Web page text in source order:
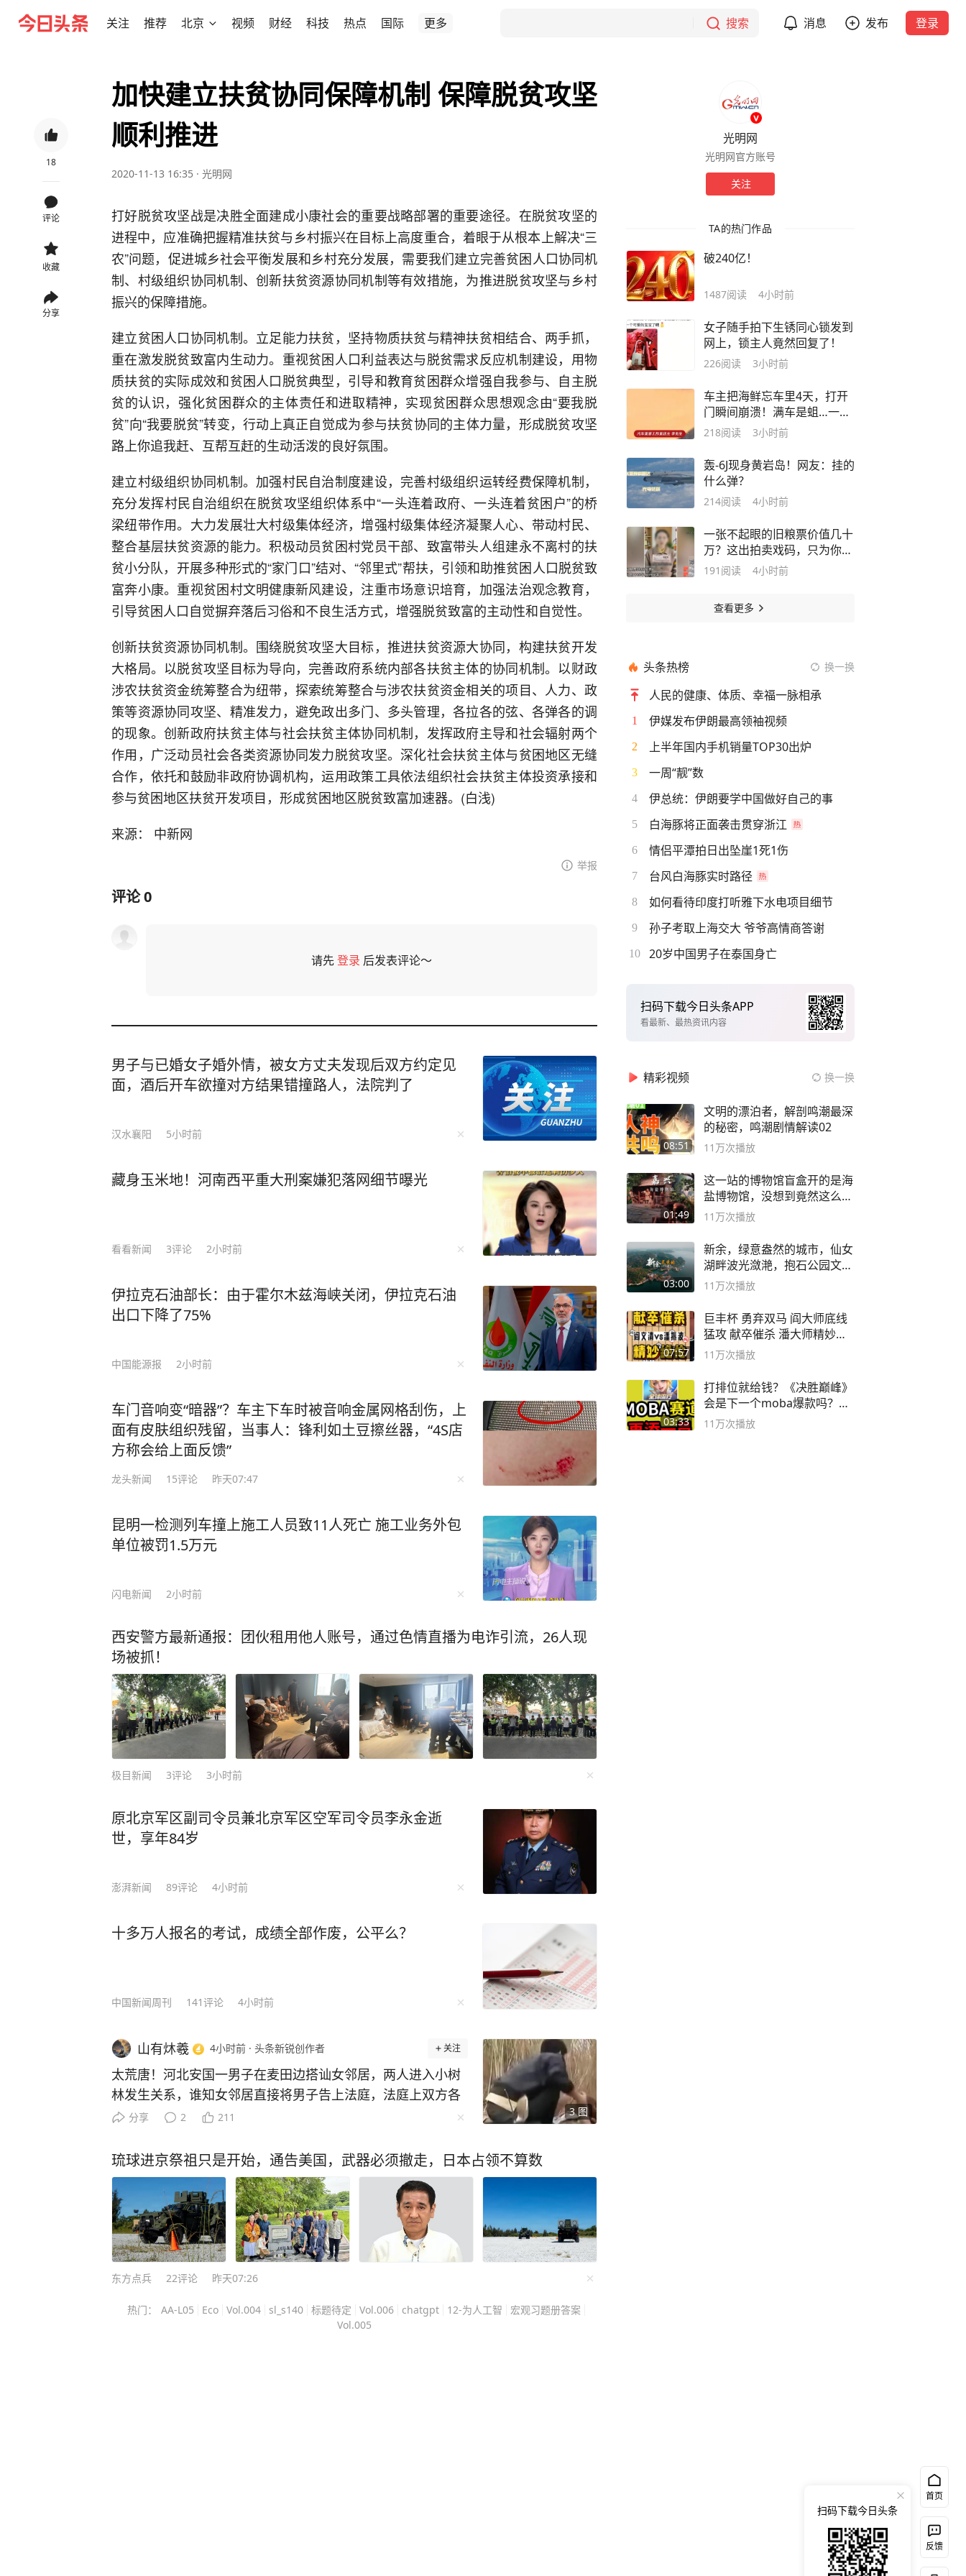
关注 推荐 北京 视频 财经 科技 热点 国际 更多 搜索 消息 发布 登录
18
评论
收藏
分享
加快建立扶贫协同保障机制 保障脱贫攻坚
顺利推进
2020-11-13 16:35 · 光明网
打好脱贫攻坚战是决胜全面建成小康社会的重要战略部署的重要途径。在脱贫攻坚的
进程中，应准确把握精准扶贫与乡村振兴在目标上高度重合，着眼于从根本上解决“三
农”问题，促进城乡社会平衡发展和乡村充分发展，需要我们建立完善贫困人口协同机
制、村级组织协同机制、创新扶贫资源协同机制等有效措施，为推进脱贫攻坚与乡村
振兴的保障措施。
建立贫困人口协同机制。立足能力扶贫，坚持物质扶贫与精神扶贫相结合、两手抓，
重在激发脱贫致富内生动力。重视贫困人口利益表达与脱贫需求反应机制建设，用物
质扶贫的实际成效和贫困人口脱贫典型，引导和教育贫困群众增强自我参与、自主脱
贫的认识，强化贫困群众的主体责任和进取精神，实现贫困群众思想观念由“要我脱
贫”向“我要脱贫”转变，行动上真正自觉成为参与扶贫协同的主体力量，形成脱贫攻坚
路上你追我赶、互帮互赶的生动活泼的良好氛围。
建立村级组织协同机制。加强村民自治制度建设，完善村级组织运转经费保障机制，
充分发挥村民自治组织在脱贫攻坚组织体系中“一头连着政府、一头连着贫困户”的桥
梁纽带作用。大力发展壮大村级集体经济，增强村级集体经济凝聚人心、带动村民、
整合基层扶贫资源的能力。积极动员贫困村党员干部、致富带头人组建永不离村的扶
贫小分队，开展多种形式的“家门口”结对、“邻里式”帮扶，引领和助推贫困人口脱贫致
富奔小康。重视贫困村文明健康新风建设，注重市场意识培育，加强法治观念教育，
引导贫困人口自觉摒弃落后习俗和不良生活方式，增强脱贫致富的主动性和自觉性。
创新扶贫资源协同机制。围绕脱贫攻坚大目标，推进扶贫资源大协同，构建扶贫开发
大格局。以脱贫攻坚目标为导向，完善政府系统内部各扶贫主体的协同机制。以财政
涉农扶贫资金统筹整合为纽带，探索统筹整合与涉农扶贫资金相关的项目、人力、政
策等资源协同攻坚、精准发力，避免政出多门、多头管理，各拉各的弦、各弹各的调
的现象。创新政府扶贫主体与社会扶贫主体协同机制，发挥政府主导和社会辐射两个
作用，广泛动员社会各类资源协同发力脱贫攻坚。深化社会扶贫主体与贫困地区无缝
合作，依托和鼓励非政府协调机构，运用政策工具依法组织社会扶贫主体投资承接和
参与贫困地区扶贫开发项目，形成贫困地区脱贫致富加速器。(白浅)
来源： 中新网
举报
评论0
请先登录 后发表评论～
男子与已婚女子婚外情，被女方丈夫发现后双方约定见
面，酒后开车欲撞对方结果错撞路人，法院判了
汉水襄阳 5小时前
藏身玉米地！河南西平重大刑案嫌犯落网细节曝光
看看新闻 3评论 2小时前
伊拉克石油部长：由于霍尔木兹海峡关闭，伊拉克石油
出口下降了75%
中国能源报 2小时前
车门音响变“暗器”？车主下车时被音响金属网格刮伤，上
面有皮肤组织残留，当事人：锋利如土豆擦丝器，“4S店
方称会给上面反馈”
龙头新闻 15评论 昨天07:47
昆明一检测列车撞上施工人员致11人死亡 施工业务外包
单位被罚1.5万元
闪电新闻 2小时前
西安警方最新通报：团伙租用他人账号，通过色情直播为电诈引流，26人现
场被抓！
极目新闻 3评论 3小时前
原北京军区副司令员兼北京军区空军司令员李永金逝
世，享年84岁
澎湃新闻 89评论 4小时前
十多万人报名的考试，成绩全部作废，公平么？
中国新闻周刊 141评论 4小时前
3 图
山有炑羲 4小时前 · 头条新锐创作者 关注
太荒唐！河北安国一男子在麦田边搭讪女邻居，两人进入小树
林发生关系，谁知女邻居直接将男子告上法庭，法庭上双方各
执一词，判决结果出人意料。 河北安国这起农村旧案，真正值
谁反悔了。 案件最后为什么以强奸罪定罪，关键只有一个，女
方是否自愿，以及法院手里的证据能不能证明这一点。 案发当
天清晨，刘某独自在田间干活，同村男子康某来到附近。 按照
裁判材料记载，两人后来发生了性关系，但双方对过程的说法
完全相反，刘某称自己明确拒绝，并遭到暴力和强迫。康某则
坚持认为，两人之间属于自愿行为。 如果事情真的只有这两句
话，这案子当然难办，一个说强迫，一个说自愿，没有第三个
取这一段看，真正决定结果的，是性行为发生前后留下的一整
分享 2 211
琉球进京祭祖只是开始，通告美国，武器必须撤走，日本占领不算数
东方点兵 22评论 昨天07:26
热门： AA-L05 Eco Vol.004 sl_s140 标题待定 Vol.006 chatgpt 12-为人工智
宏观习题册答案
Vol.005
光明网
光明网官方账号
关注
TA的热门作品
破240亿！
1487阅读 4小时前
女子随手拍下生锈同心锁发到
网上，锁主人竟然回复了！
226阅读 3小时前
车主把海鲜忘车里4天，打开
门瞬间崩溃！满车是蛆…一看
评论区，"天塌了！"
218阅读 3小时前
轰-6J现身黄岩岛！网友：挂的
什么弹？
214阅读 4小时前
一张不起眼的旧粮票价值几十
万？这出拍卖戏码，只为你的
养老钱
191 阅读 4小时前
查看更多
头条热榜 换一换
人民的健康、体质、幸福一脉相承
1 伊媒发布伊朗最高领袖视频
2 上半年国内手机销量TOP30出炉
3 一周“靓”数
4 伊总统：伊朗要学中国做好自己的事
5 白海豚将正面袭击贯穿浙江
6 情侣平潭拍日出坠崖1死1伤
7 台风白海豚实时路径
8 如何看待印度打听雅下水电项目细节
9 孙子考取上海交大 爷爷高情商答谢
10 20岁中国男子在泰国身亡
扫码下载今日头条APP
看最新、最热资讯内容
精彩视频 换一换
08:51
文明的漂泊者，解剖鸣潮最深
的秘密，鸣潮剧情解读02
11万次播放
01:49
这一站的博物馆盲盒开的是海
盐博物馆，没想到竟然这么好
逛！
11万次播放
03:00
新余，绿意盎然的城市，仙女
湖畔波光潋滟，抱石公园文化
深邃……
11万次播放
07:57
巨丰杯 勇弃双马 阎大师底线
猛攻 献卒催杀 潘大师精妙入
局
11万次播放
03:33
打排位就给钱？《决胜巅峰》
会是下一个moba爆款吗？#
决胜巅峰
11万次播放
首页
反馈
扫码下载今日头条